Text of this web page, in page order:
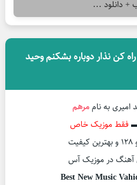
+ دانلود ...
کن نذار دوباره بشکنم وحید
امیری به ناممرهم
فقط موزیک خاص
آهنگ در موزیک آس
Best New Music